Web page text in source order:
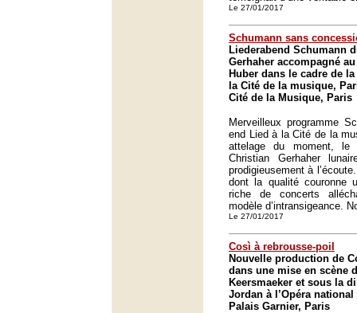
Le 27/01/2017
Schumann sans
Liederabend Schumann
Gerhaher accompagné
Huber dans le cadre de
la Cité de la musique,
Cité de la Musique, Paris
Merveilleux programme
end Lied à la Cité de la
attelage du moment,
Christian Gerhaher
prodigieusement à
dont la qualité couronne
riche de concerts
modèle d’intransigeance.
Le 27/01/2017
Così à rebrousse-poil
Nouvelle production de
dans une mise en scène
Keersmaeker et sous la
Jordan à l’Opéra
Palais Garnier, Paris